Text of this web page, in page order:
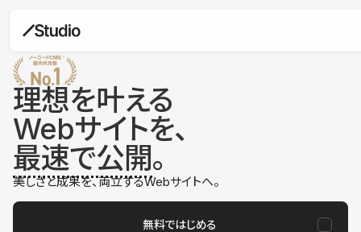
理想を叶える
Webサイトを、
最速で公開。
美しさと成果を、両立するWebサイトへ。
無料ではじめる